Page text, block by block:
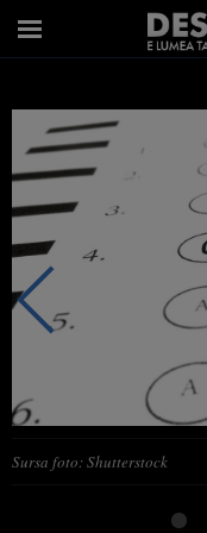
Sursa foto: Shutterstock